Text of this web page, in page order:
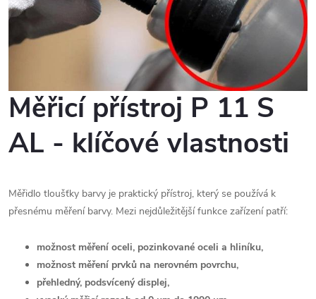
Měřicí přístroj P 11 S
AL - klíčové vlastnosti
Měřidlo tloušťky barvy je praktický přístroj, který se používá k
přesnému měření barvy. Mezi nejdůležitější funkce zařízení patří:
možnost měření oceli, pozinkované oceli a hliníku,
možnost měření prvků na nerovném povrchu,
přehledný, podsvícený displej,